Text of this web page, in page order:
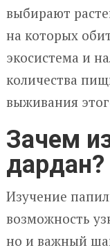
выбирают
на которых
экосистема и
количества
выживания
Зачем
дардан?
Изучение
возможность
но и важный